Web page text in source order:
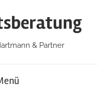
& Partner